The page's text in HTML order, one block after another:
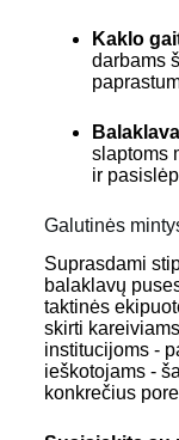
Kaklo
darbams
Balaklava
slaptoms
ir
Galutinės
Suprasdami
balaklavų
taktinės
skirti
institucijoms -
ieškotojams -
konkrečius